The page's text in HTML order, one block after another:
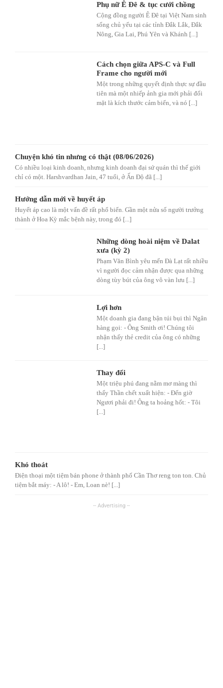
Phụ nữ Ê Đê & tục cưới chồng
Cộng đồng người Ê Đê tại Việt Nam sinh
sống chủ yếu tại các tỉnh Đắk Lắk, Đắk
Nông, Gia Lai, Phú Yên và Khánh [...]
Cách chọn giữa APS-C và Full
Frame cho người mới
Một trong những quyết định thực sự đầu
tiên mà một nhiếp ảnh gia mới phải đối
mặt là kích thước cảm biến, và nó [...]
Chuyện khó tin nhưng có thật (08/06/2026)
Có nhiều loại kinh doanh, nhưng kinh doanh đại sứ quán thì thế giới
chỉ có một. Harshvardhan Jain, 47 tuổi, ở Ấn Độ đã [...]
Hướng dẫn mới về huyết áp
Huyết áp cao là một vấn đề rất phổ biến. Gần một nửa số người trưởng
thành ở Hoa Kỳ mắc bệnh này, trong đó [...]
Những dòng hoài niệm về Dalat
xưa (kỳ 2)
Phạm Văn Bình yêu mến Đà Lạt rất nhiều
vì người đọc cảm nhận được qua những
dòng tùy bút của ông vô vàn lưu [...]
Lợi hơn
Một doanh gia đang bận túi bụi thì Ngân
hàng gọi: - Ông Smith ơi! Chúng tôi
nhận thấy thẻ credit của ông có những
[...]
Thay đổi
Một triệu phú đang nằm mơ màng thì
thấy Thần chết xuất hiện: - Đến giờ
Ngươi phải đi! Ông ta hoảng hốt: - Tôi
[...]
Khó thoát
Điện thoại một tiệm bán phone ở thành phố Cần Thơ reng ton ton. Chủ
tiệm bắt máy: - A lô! - Em, Loan nè! [...]